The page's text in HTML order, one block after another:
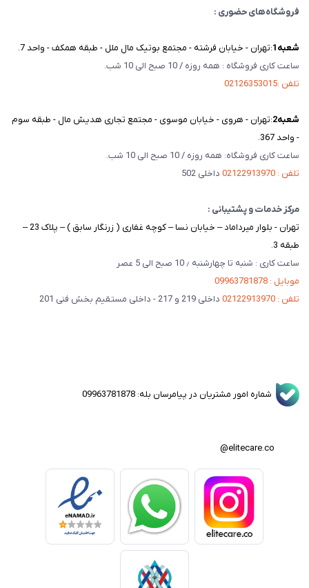
فروشگاه‌های حضوری :
شعبه‌1 :تهران - خیابان فرشته - مجتمع بوتیک مال ملل - طبقه همکف - واحد 7.
ساعت کاری فروشگاه : همه روزه / 10 صبح الی 10 شب.
تلفن :02126353015
شعبه‌2 :تهران - هروی - خیابان موسوی - مجتمع تجاری هدیش مال - طبقه سوم
- واحد 367.
ساعت کاری فروشگاه: همه روزه / 10 صبح الی 10 شب.
تلفن : 02122913970
داخلی 502
مرکز خدمات و پشتیبانی :
تهران - بلوار میرداماد – خیابان نسا – کوچه غفاری ( زرنگار سابق ) – پلاک 23 –
طبقه 3.
ساعت کاری : شنبه تا چهارشنبه ٫ 10 صبح الی 5 عصر
موبایل : 09963781878
تلفن : 02122913970
داخلی 219 و 217 - داخلی مستقیم بخش فنی 201
شماره امور مشتریان در پیامرسان بله: 09963781878